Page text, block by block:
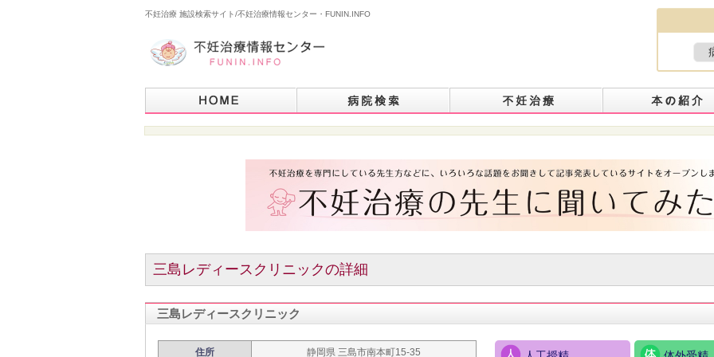
不妊治療 施設検索サイト/不妊治療情報センター・FUNIN.INFO
三島レディースクリニックの詳細
三島レディースクリニック
住所 静岡県 三島市南本町15-35